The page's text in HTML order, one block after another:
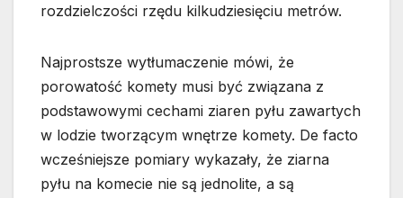
rozdzielczości rzędu kilkudziesięciu metrów.
Najprostsze wytłumaczenie mówi, że
porowatość komety musi być związana z
podstawowymi cechami ziaren pyłu zawartych
w lodzie tworzącym wnętrze komety. De facto
wcześniejsze pomiary wykazały, że ziarna
pyłu na komecie nie są jednolite, a są